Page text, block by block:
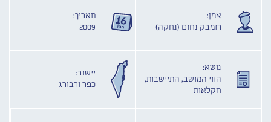
אמן:
רומבק נחום (נחקה)
תאריך:
2009
נושא:
הווי המושב, התיישבות,
חקלאות
יישוב:
כפר ורבורג